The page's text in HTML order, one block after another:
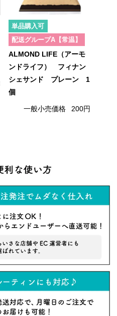
単品購入可
配送グループA【常温】
ALMOND LIFE（アーモ
ンドライフ） フィナン
シェサンド プレーン 1
個
一般小売価格 200円